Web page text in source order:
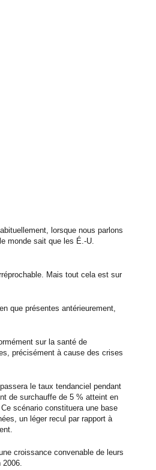
lorsque nous parlons
monde sait que les É.-U.
Mais tout cela est sur
que présentes antérieurement,
sur la santé de
précisément à cause des crises
le taux tendanciel pendant
de surchauffe de 5 % atteint en
scénario constituera une base
un léger recul par rapport à
croissance convenable de leurs
2006.